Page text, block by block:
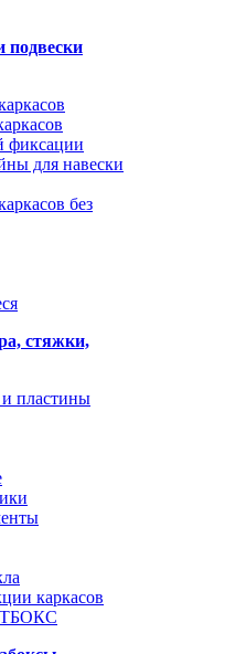
подвески
фиксации
для навески
без
стяжки,
пластины
каркасов